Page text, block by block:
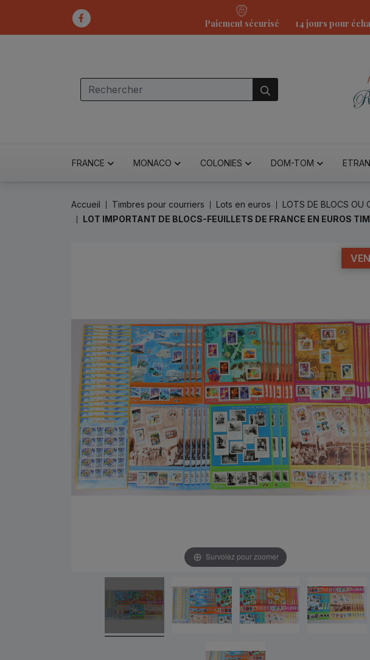
Paiement sécurisé 14 jours pour
FRANCE MONACO COLONIES DOM-TOM
Accueil Timbres pour courriers Lots en euros
LOTS DE BLOCS OU
LOT IMPORTANT DE BLOCS-FEUILLETS DE FRANCE EN EUROS
Survolez pour zoomer